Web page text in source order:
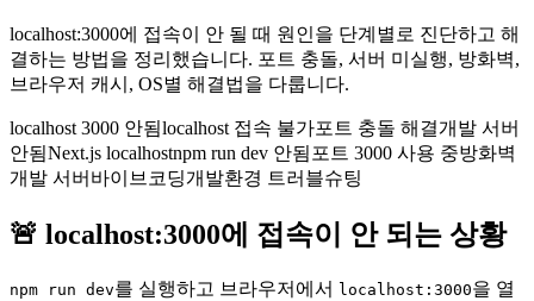
localhost:3000에 접속이 안 될 때 원인을 단계별로 진단하고 해
결하는 방법을 정리했습니다. 포트 충돌, 서버 미실행, 방화벽,
브라우저 캐시, OS별 해결법을 다룹니다.
localhost 3000 안됨localhost 접속 불가포트 충돌 해결개발 서버
안됨Next.js localhostnpm run dev 안됨 포트 3000 사용 중방화벽
개발 서버 바이브코딩개발환경 트러블슈팅
🚨 localhost:3000에 접속이 안 되는 상황
npm run dev를 실행하고 브라우저에서 localhost:3000을 열